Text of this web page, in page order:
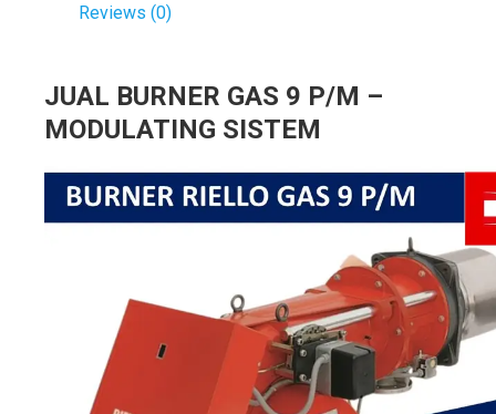
Reviews (0)
JUAL BURNER GAS 9 P/M –
MODULATING SISTEM